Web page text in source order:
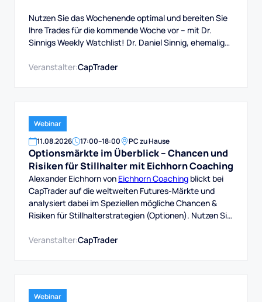
Nutzen Sie das Wochenende optimal und bereiten Sie
Ihre Trades für die kommende Woche vor – mit Dr.
Sinnigs Weekly Watchlist! Dr. Daniel Sinnig, ehemaliger
Software, präsentiert Ihnen die Aktien mit großem
Veranstalter:CapTrader
Webinar
11.08.2026 17:00–18:00 PC zu Hause
Optionsmärkte im Überblick – Chancen und
Risiken für Stillhalter mit Eichhorn Coaching
Alexander Eichhorn von Eichhorn Coaching blickt bei
CapTrader auf die weltweiten Futures-Märkte und
analysiert dabei im Speziellen mögliche Chancen &
Risiken für Stillhalterstrategien (Optionen). Nutzen Sie
Optionshändler über die Schulter, wie er die aktuelle
Erfolg beim Trading bei CapTrader!
Veranstalter:CapTrader
Webinar